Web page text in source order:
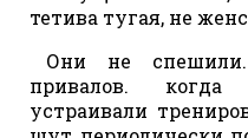
тетива тугая, не
Они не
привалов. когда
устраивали